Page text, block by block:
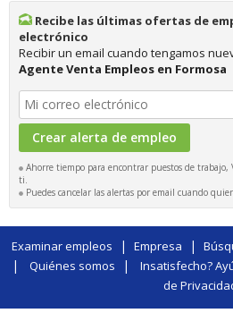
Recibe las últimas ofertas de
electrónico
Recibir un email cuando tengamos
Agente Venta Empleos en Formosa
Ahorre tiempo para encontrar puestos de trabajo,
ti.
Puedes cancelar las alertas por email cuando
Examinar empleos | Empresa |
| Quiénes somos | Insatisfecho?
de